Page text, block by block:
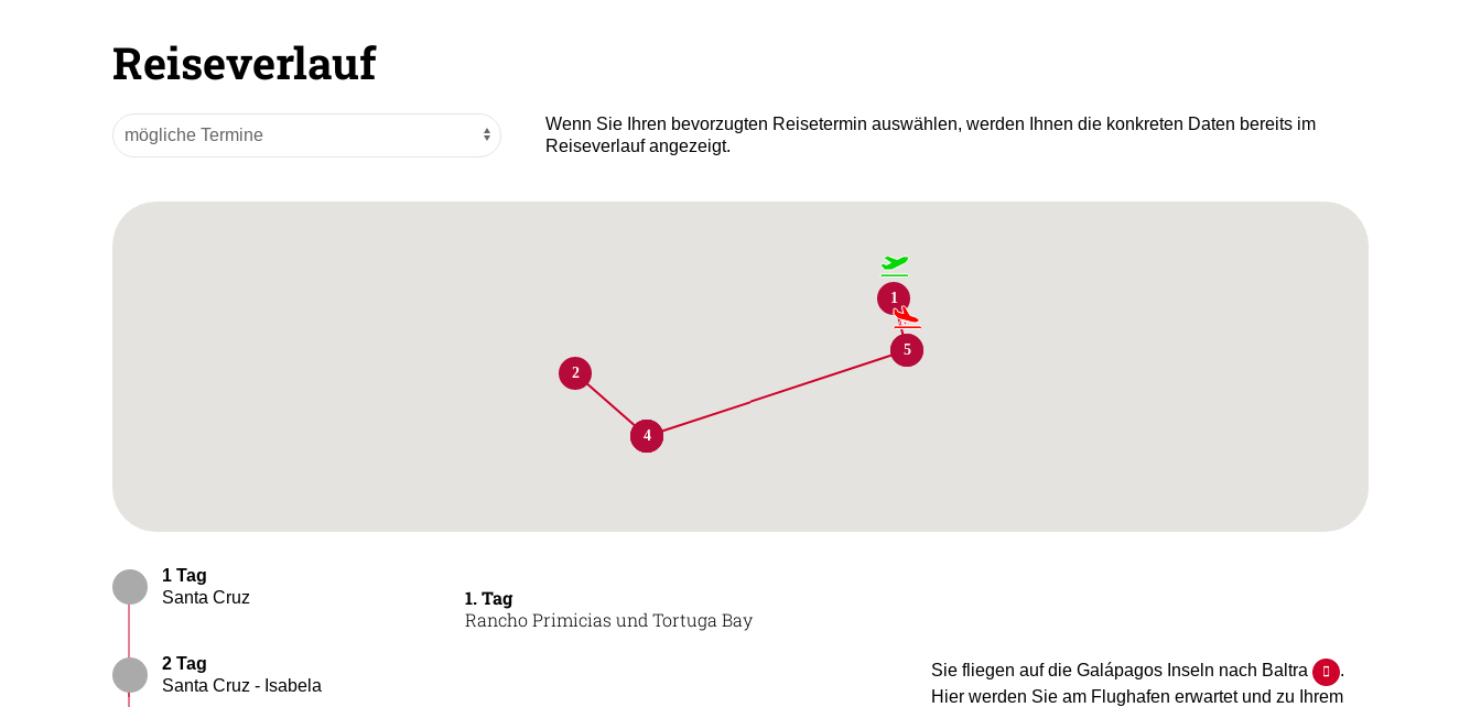
Reiseverlauf
Wenn Sie Ihren bevorzugten Reisetermin auswählen, werden Ihnen die konkreten Daten bereits im
Reiseverlauf angezeigt.
1
1
2
2
3
4
5
1 Tag
Santa Cruz
2 Tag
Santa Cruz - Isabela
1. Tag
Rancho Primicias und Tortuga Bay
Sie fliegen auf die Galápagos Inseln nach Baltra
.
Hier werden Sie am Flughafen erwartet und zu Ihrem